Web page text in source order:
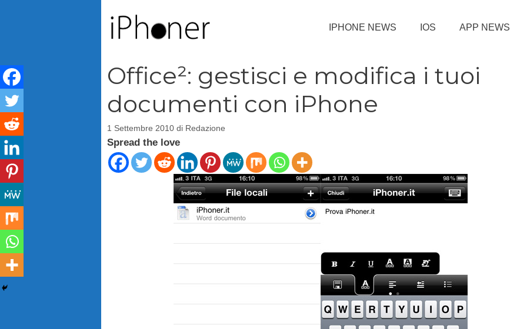
IPHONE NEWS IOS APP NEWS
Office²: gestisci e modifica i tuoi
documenti con iPhone
1 Settembre 2010 di Redazione
Spread the love